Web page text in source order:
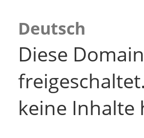
Deutsch
Diese
keine Inhalte